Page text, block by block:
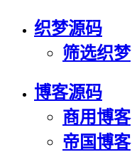
织梦源码
筛选织梦
博客源码
商用博客
帝国博客